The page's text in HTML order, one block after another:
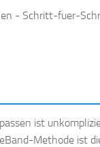
ist
Methode ist